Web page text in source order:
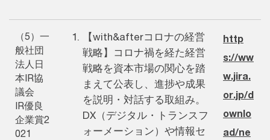
（5）一
般社団
法人日
本IR協
議会
IR優良
企業賞2
021
【with&afterコロナの経営
戦略】コロナ禍を経た経営
戦略を資本市場の関心を踏
まえて公表し、進捗や成果
を説明・対話する取組み。
DX（デジタル・トランスフ
ォーメーション）や情報セ
http
s://ww
w.jira.
or.jp/d
ownlo
ad/ne